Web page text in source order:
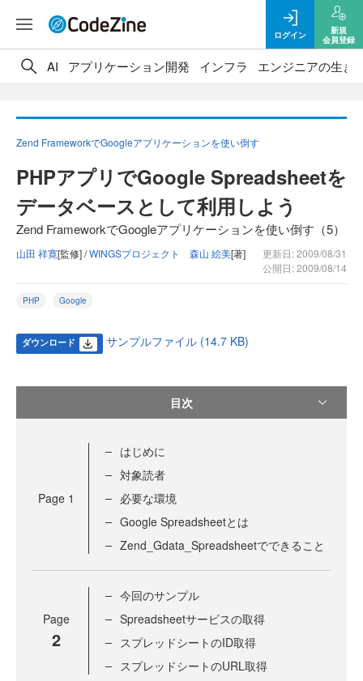
ログイン
新規
会員登録
AI アプリケーション開発 インフラ エンジニアの生き
Zend FrameworkでGoogleアプリケーションを使い倒す
PHPアプリでGoogle Spreadsheetを
データベースとして利用しよう
Zend FrameworkでGoogleアプリケーションを使い倒す（5）
山田 祥寛[監修] /WINGSプロジェクト 森山 絵美[著]
更新日: 2009/08/31
公開日: 2009/08/14
PHP Google
ダウンロード サンプルファイル (14.7 KB)
目次
Page 1
はじめに
対象読者
必要な環境
Google Spreadsheetとは
Zend_Gdata_Spreadsheetでできること
Page
2
今回のサンプル
Spreadsheetサービスの取得
スプレッドシートのID取得
スプレッドシートのURL取得